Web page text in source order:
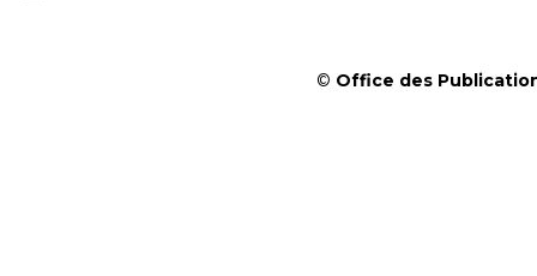
© Office des